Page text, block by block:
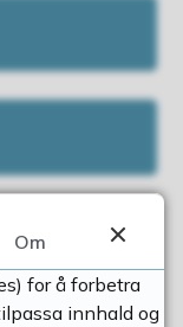
Om
for å forbetra
innhald og